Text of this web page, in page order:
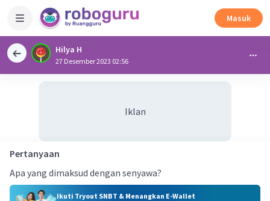
Masuk
Hilya H
27 Desember 2023 02:56
Iklan
Pertanyaan
Apa yang dimaksud dengan senyawa?
Ikuti Tryout SNBT & Menangkan E-Wallet